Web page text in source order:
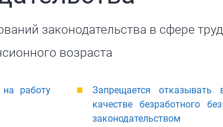
законодательства в сфере
возраста
работу
Запрещается
качестве безработного
законодательством